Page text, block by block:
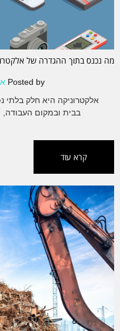
מה נכנס בתוך ההגדרה של
Posted by
אלקטרוניקה היא חלק בלתי
בבית ובמקום העבודה,
קרא עוד